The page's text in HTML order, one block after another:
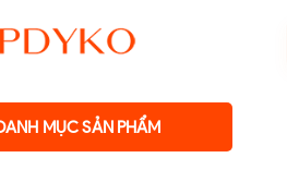
MỤC SẢN PHẨM